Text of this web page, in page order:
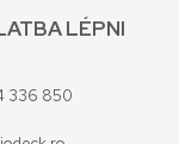
LÉPNI
336 850